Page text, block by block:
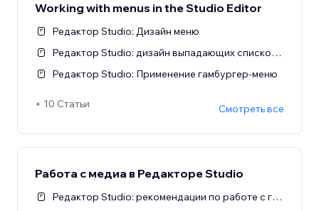
Working with menus in the Studio Editor
Редактор Studio: Дизайн меню
Редактор Studio: дизайн выпадающих списков в меню
Редактор Studio: Применение гамбургер-меню
+ 10 Статьи Смотреть все
Работа с медиа в Редакторе Studio
Редактор Studio: рекомендации по работе с галереей wix Pro Gallery